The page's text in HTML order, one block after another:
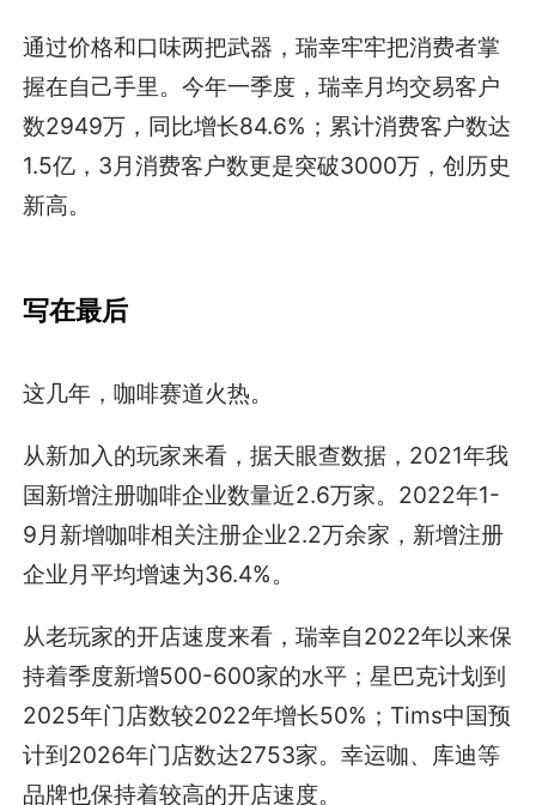
通过价格和口味两把武器，瑞幸牢牢把消费者掌
握在自己手里。今年一季度，瑞幸月均交易客户
数2949万，同比增长84.6%；累计消费客户数达
1.5亿，3月消费客户数更是突破3000万，创历史
新高。
写在最后
这几年，咖啡赛道火热。
从新加入的玩家来看，据天眼查数据，2021年我
国新增注册咖啡企业数量近2.6万家。2022年1-
9月新增咖啡相关注册企业2.2万余家，新增注册
企业月平均增速为36.4%。
从老玩家的开店速度来看，瑞幸自2022年以来保
持着季度新增500-600家的水平；星巴克计划到
2025年门店数较2022年增长50%；Tims中国预
计到2026年门店数达2753家。幸运咖、库迪等
品牌也保持着较高的开店速度。